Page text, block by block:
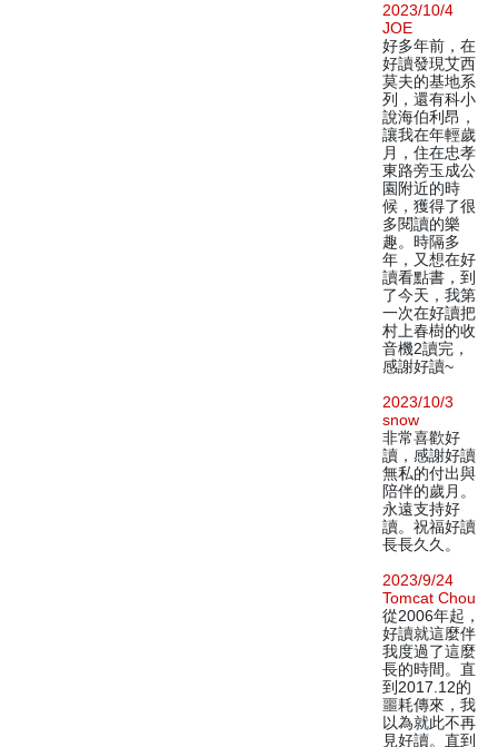
2023/10/4
JOE
好多年前，在
好讀發現艾西
莫夫的基地系
列，還有科小
說海伯利昂，
讓我在年輕歲
月，住在忠孝
東路旁玉成公
園附近的時
候，獲得了很
多閱讀的樂
趣。時隔多
年，又想在好
讀看點書，到
了今天，我第
一次在好讀把
村上春樹的收
音機2讀完，
感謝好讀~
2023/10/3
snow
非常喜歡好
讀，感謝好讀
無私的付出與
陪伴的歲月。
永遠支持好
讀。祝福好讀
長長久久。
2023/9/24
Tomcat Chou
從2006年起，
好讀就這麼伴
我度過了這麼
長的時間。直
到2017.12的
噩耗傳來，我
以為就此不再
見好讀。直到